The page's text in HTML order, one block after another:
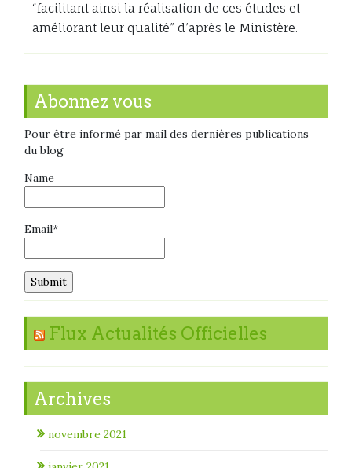
“facilitant ainsi la réalisation de ces études et
améliorant leur qualité” d’après le Ministère.
Abonnez vous
Pour être informé par mail des dernières publications
du blog
Name
Email*
Flux Actualités Officielles
Archives
novembre 2021